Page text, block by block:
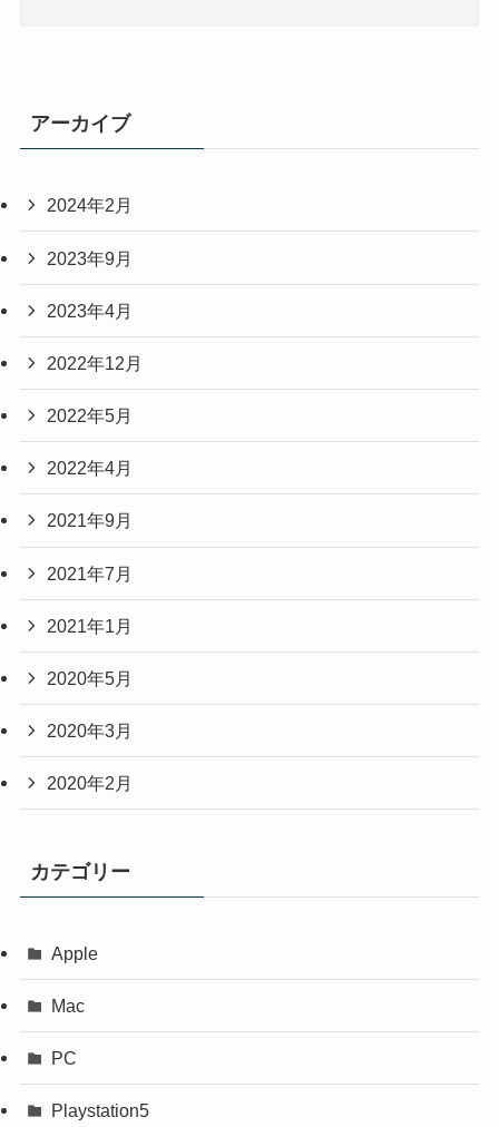
アーカイブ
2024年2月
2023年9月
2023年4月
2022年12月
2022年5月
2022年4月
2021年9月
2021年7月
2021年1月
2020年5月
2020年3月
2020年2月
カテゴリー
Apple
Mac
PC
Playstation5